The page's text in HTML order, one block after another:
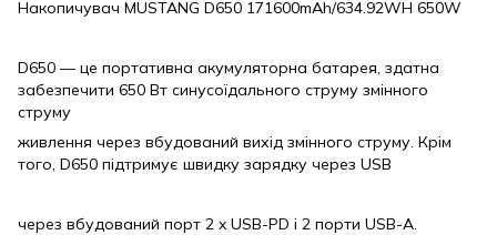
Накопичувач MUSTANG D650 171600mAh/634.92WH 650W
D650 — це портативна акумуляторна батарея, здатна
забезпечити 650 Вт синусоїдального струму змінного
струму
живлення через вбудований вихід змінного струму. Крім
того, D650 підтримує швидку зарядку через USB
через вбудований порт 2 x USB-PD і 2 порти USB-A.